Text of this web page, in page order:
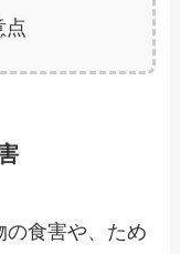
点
の食害や、ため